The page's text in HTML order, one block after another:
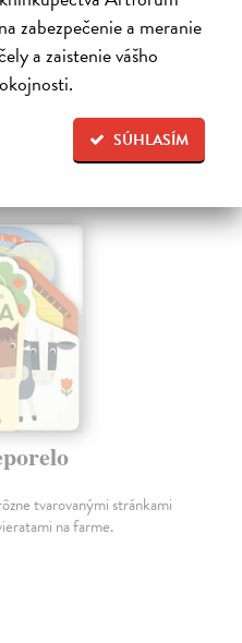
zabezpečenie a meranie
a zaistenie vášho
SÚHLASÍM
v lese.
tvarovanými stránkami
na farme.